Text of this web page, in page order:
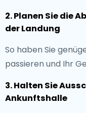
2. Planen Sie die
der Landung
So haben Sie
passieren und Ihr
3. Halten Sie
Ankunftshalle